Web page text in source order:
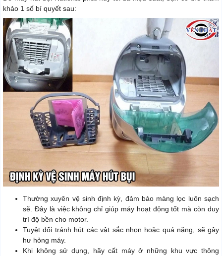
khảo 1 số bí quyết sau:
Thường xuyên vệ sinh định kỳ, đảm bảo màng lọc luôn sạch
sẽ. Đây là việc không chỉ giúp máy hoạt động tốt mà còn duy
trì độ bền cho motor.
Tuyệt đối tránh hút các vật sắc nhọn hoặc quá nặng, sẽ gây
hư hỏng máy.
Khi không sử dụng, hãy cất máy ở những khu vực thông